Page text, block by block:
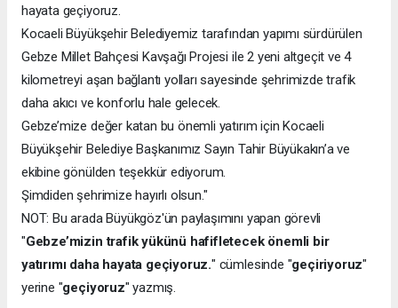
hayata geçiyoruz.
Kocaeli Büyükşehir Belediyemiz tarafından yapımı sürdürülen
Gebze Millet Bahçesi Kavşağı Projesi ile 2 yeni altgeçit ve 4
kilometreyi aşan bağlantı yolları sayesinde şehrimizde trafik
daha akıcı ve konforlu hale gelecek.
Gebze’mize değer katan bu önemli yatırım için Kocaeli
Büyükşehir Belediye Başkanımız Sayın Tahir Büyükakın’a ve
ekibine gönülden teşekkür ediyorum.
Şimdiden şehrimize hayırlı olsun."
NOT: Bu arada Büyükgöz'ün paylaşımını yapan görevli
"Gebze’mizin trafik yükünü hafifletecek önemli bir
yatırımı daha hayata geçiyoruz." cümlesinde "geçiriyoruz"
yerine "geçiyoruz" yazmış.